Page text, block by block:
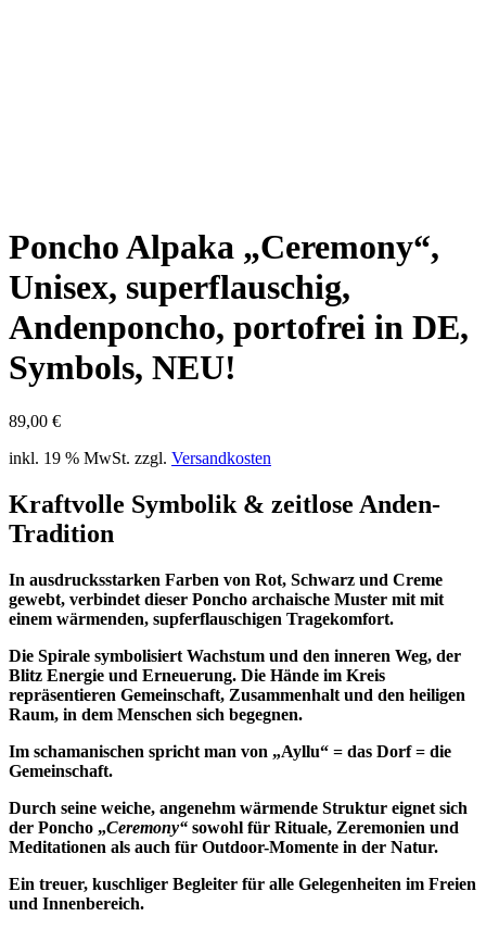
Poncho Alpaka „Ceremony“,
Unisex, superflauschig,
Andenponcho, portofrei in DE,
Symbols, NEU!
89,00 €
inkl. 19 % MwSt. zzgl. Versandkosten
Kraftvolle Symbolik & zeitlose Anden-
Tradition
In ausdrucksstarken Farben von Rot, Schwarz und Creme
gewebt, verbindet dieser Poncho archaische Muster mit mit
einem wärmenden, supferflauschigen Tragekomfort.
Die Spirale symbolisiert Wachstum und den inneren Weg, der
Blitz Energie und Erneuerung. Die Hände im Kreis
repräsentieren Gemeinschaft, Zusammenhalt und den heiligen
Raum, in dem Menschen sich begegnen.
Im schamanischen spricht man von „Ayllu“ = das Dorf = die
Gemeinschaft.
Durch seine weiche, angenehm wärmende Struktur eignet sich
der Poncho „Ceremony“ sowohl für Rituale, Zeremonien und
Meditationen als auch für Outdoor-Momente in der Natur.
Ein treuer, kuschliger Begleiter für alle Gelegenheiten im Freien
und Innenbereich.